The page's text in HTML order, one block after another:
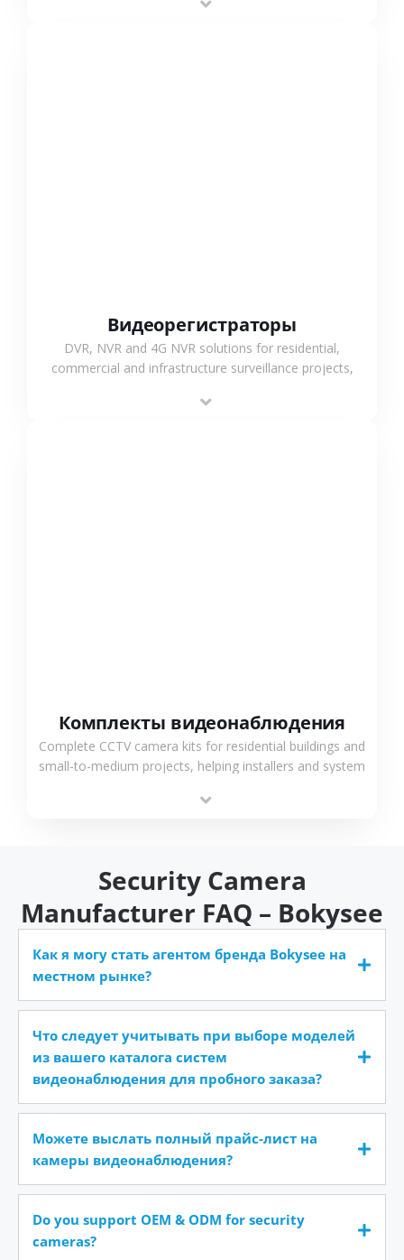
monitoring and flexible coverage.
Видеорегистраторы
DVR, NVR and 4G NVR solutions for residential,
commercial and infrastructure surveillance projects,
Комплекты видеонаблюдения
Complete CCTV camera kits for residential buildings and
small-to-medium projects, helping installers and system
time.
Security Camera
Manufacturer FAQ – Bokysee
Как я могу стать агентом бренда Bokysee на
местном рынке?
Что следует учитывать при выборе моделей
из вашего каталога систем
видеонаблюдения для пробного заказа?
Можете выслать полный прайс-лист на
камеры видеонаблюдения?
Do you support OEM & ODM for security
cameras?